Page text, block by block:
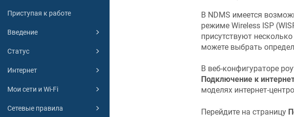
Приступая к работе
Введение
Статус
Интернет
Мои сети и Wi-Fi
Сетевые правила
В NDMS имеется
режиме Wireless ISP
присутствуют
можете выбрать
В веб-конфигураторе
Подключение к
моделях интернет-
Перейдите на страницу